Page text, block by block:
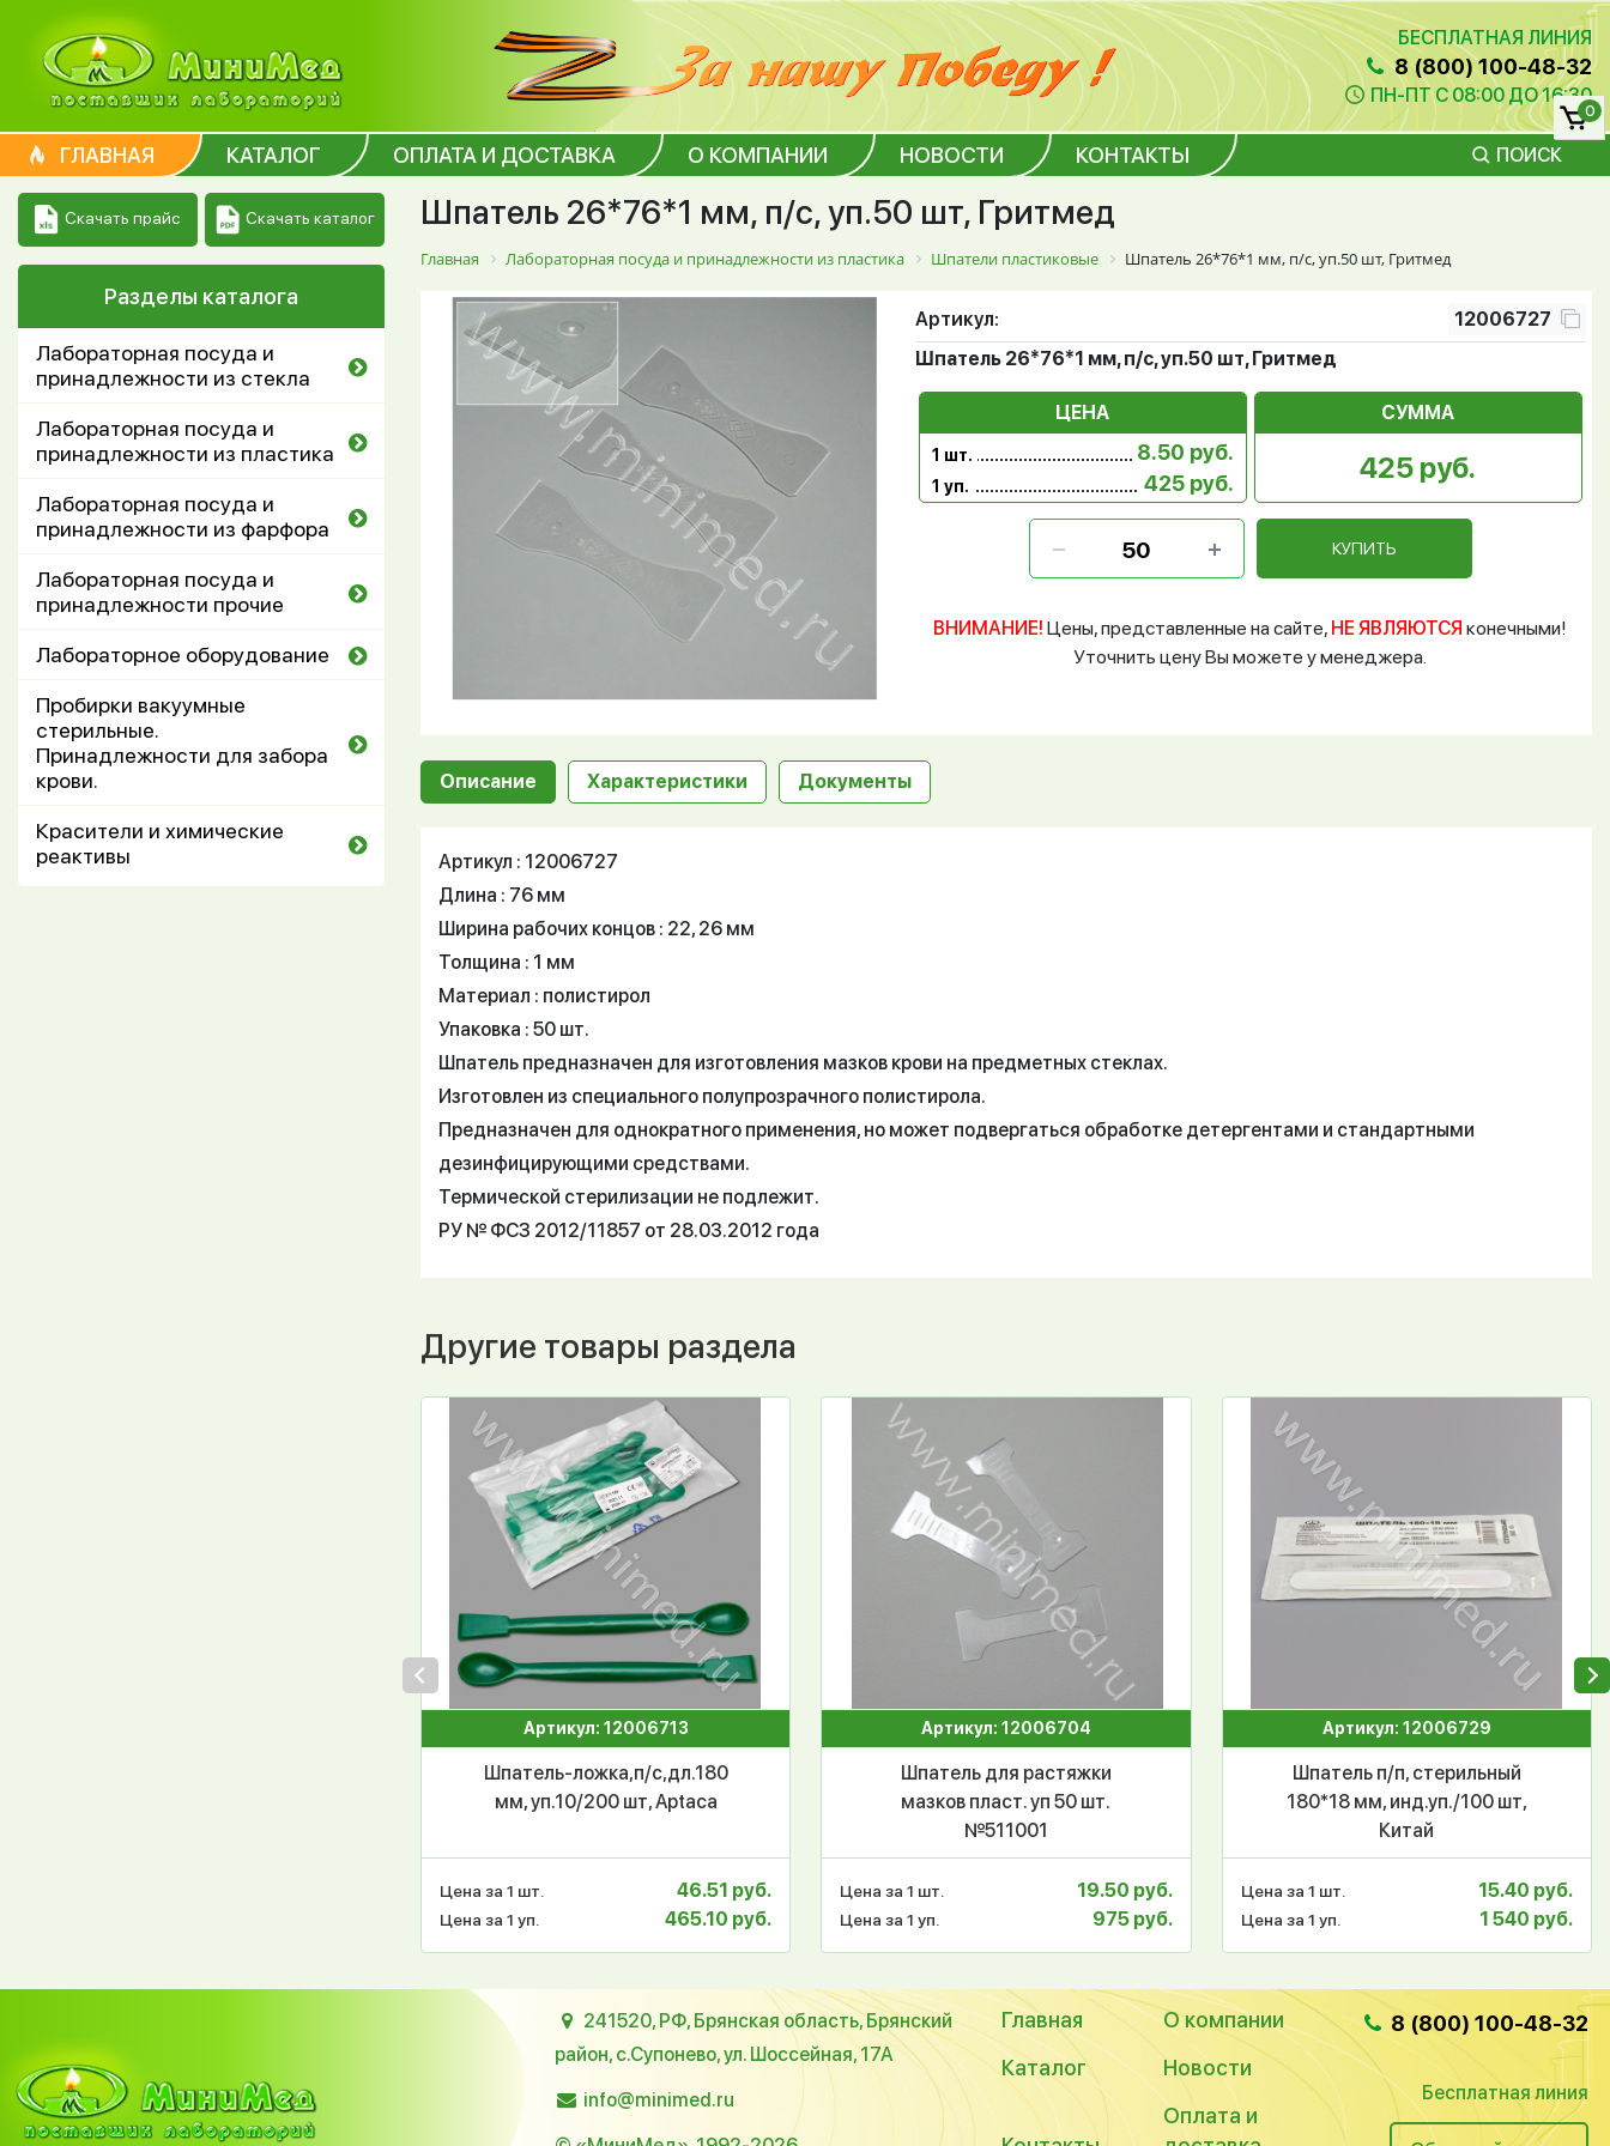
БЕСПЛАТНАЯ ЛИНИЯ
8 (800) 100-48-32
ПН-ПТ С 08:00 ДО 16:30
ГЛАВНАЯ КАТАЛОГ ОПЛАТА И ДОСТАВКА О КОМПАНИИ НОВОСТИ КОНТАКТЫ ПОИСК
0
Скачать прайс Скачать каталог
Разделы каталога
Лабораторная посуда и
принадлежности из стекла
Лабораторная посуда и
принадлежности из пластика
Лабораторная посуда и
принадлежности из фарфора
Лабораторная посуда и
принадлежности прочие
Лабораторное оборудование
Пробирки вакуумные
стерильные.
Принадлежности для забора
крови.
Красители и химические
реактивы
Шпатель 26*76*1 мм, п/с, уп.50 шт, Гритмед
Главная Лабораторная посуда и принадлежности из пластика Шпатели пластиковые Шпатель 26*76*1 мм, п/с, уп.50 шт, Гритмед
Артикул:
12006727
Шпатель 26*76*1 мм, п/с, уп.50 шт, Гритмед
ЦЕНА
1 шт. 8.50 руб.
1 уп. 425 руб.
СУММА
425 руб.
КУПИТЬ
ВНИМАНИЕ! Цены, представленные на сайте, НЕ ЯВЛЯЮТСЯ конечными!
Уточнить цену Вы можете у менеджера.
Описание Характеристики Документы
Артикул : 12006727
Длина : 76 мм
Ширина рабочих концов : 22, 26 мм
Толщина : 1 мм
Материал : полистирол
Упаковка : 50 шт.
Шпатель предназначен для изготовления мазков крови на предметных стеклах.
Изготовлен из специального полупрозрачного полистирола.
Предназначен для однократного применения, но может подвергаться обработке детергентами и стандартными
дезинфицирующими средствами.
Термической стерилизации не подлежит.
РУ № ФСЗ 2012/11857 от 28.03.2012 года
Другие товары раздела
Артикул: 12006713
Шпатель-ложка,п/с,дл.180
мм, уп.10/200 шт, Aptaca
Цена за 1 шт. 46.51 руб.
Цена за 1 уп. 465.10 руб.
Артикул: 12006704
Шпатель для растяжки
мазков пласт. уп 50 шт.
№511001
Цена за 1 шт. 19.50 руб.
Цена за 1 уп. 975 руб.
Артикул: 12006729
Шпатель п/п, стерильный
180*18 мм, инд.уп./100 шт,
Китай
Цена за 1 шт. 15.40 руб.
Цена за 1 уп. 1 540 руб.
241520, РФ, Брянская область, Брянский
район, с.Супонево, ул. Шоссейная, 17А
info@minimed.ru
Главная
О компании
Каталог
Новости
Оплата и
8 (800) 100-48-32
Бесплатная линия